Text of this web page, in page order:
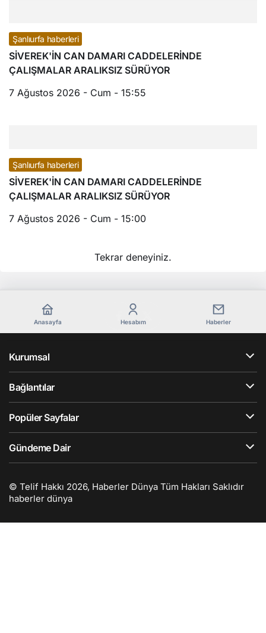
Şanlıurfa haberleri
SİVEREK'İN CAN DAMARI CADDELERİNDE
ÇALIŞMALAR ARALIKSIZ SÜRÜYOR
7 Ağustos 2026 - Cum - 15:55
Şanlıurfa haberleri
SİVEREK'İN CAN DAMARI CADDELERİNDE
ÇALIŞMALAR ARALIKSIZ SÜRÜYOR
7 Ağustos 2026 - Cum - 15:00
Tekrar deneyiniz.
Anasayfa Hesabım Haberler
Kurumsal
Bağlantılar
Popüler Sayfalar
Gündeme Dair
© Telif Hakkı 2026, Haberler Dünya Tüm Hakları Saklıdır
haberler dünya